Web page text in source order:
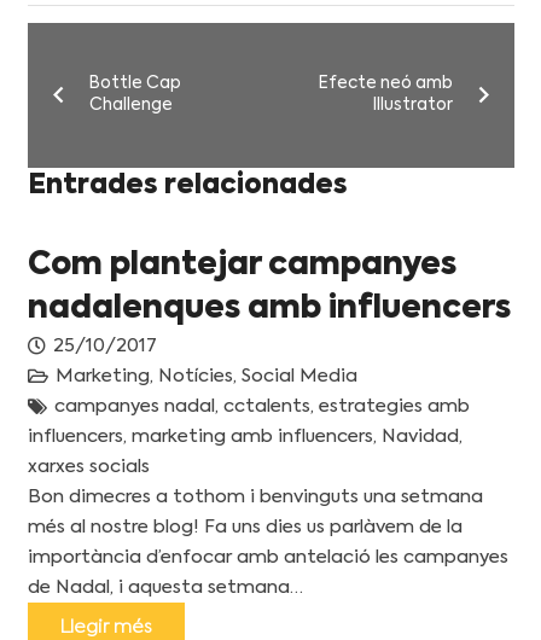
Bottle Cap
Challenge
Efecte neó amb
Illustrator
Entrades relacionades
Com plantejar campanyes
nadalenques amb influencers
25/10/2017
Marketing, Notícies, Social Media
campanyes nadal , cctalents, estrategies amb
influencers, marketing amb influencers, Navidad,
xarxes socials
Bon dimecres a tothom i benvinguts una setmana
més al nostre blog! Fa uns dies us parlàvem de la
importància d’enfocar amb antelació les campanyes
de Nadal, i aquesta setmana…
Llegir més